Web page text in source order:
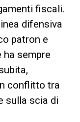
fiscali.
difensiva
patron e
sempre
conflitto tra
sulla scia di